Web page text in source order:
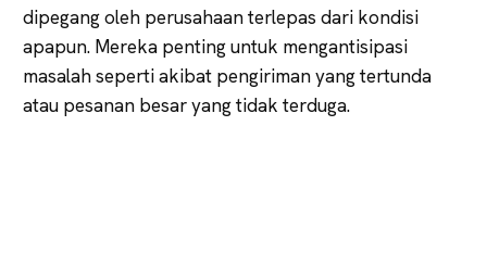
dipegang oleh perusahaan terlepas dari kondisi
apapun. Mereka penting untuk mengantisipasi
masalah seperti akibat pengiriman yang tertunda
atau pesanan besar yang tidak terduga.